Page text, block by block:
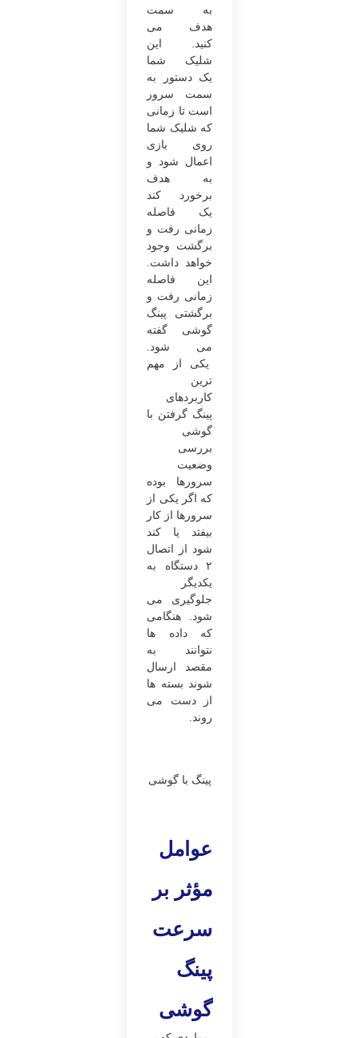
به سمت
هدف می
‌کنید. این
شلیک شما
یک دستور به
سمت سرور
است تا زمانی‌
که شلیک شما
روی بازی
اعمال شود و
به هدف
برخورد کند
یک فاصله
زمانی رفت ‌و
برگشت وجود
خواهد داشت.
این فاصله
زمانی رفت و
برگشتی پینگ
گوشی گفته
می ‌شود.
یکی از مهم
‌ترین
کاربردهای
پینگ گرفتن با
گوشی
بررسی
وضعیت
سرورها بوده
که اگر یکی از
سرورها از کار
بیفتد یا کند
شود از اتصال
۲ دستگاه به
یکدیگر
جلوگیری می‌
شود. هنگامی‌
که داده‌ ها
نتوانند به
مقصد ارسال
شوند بسته‌ ها
از دست می‌
روند.
پینگ با گوشی
عوامل
مؤثر بر
سرعت
پینگ
گوشی